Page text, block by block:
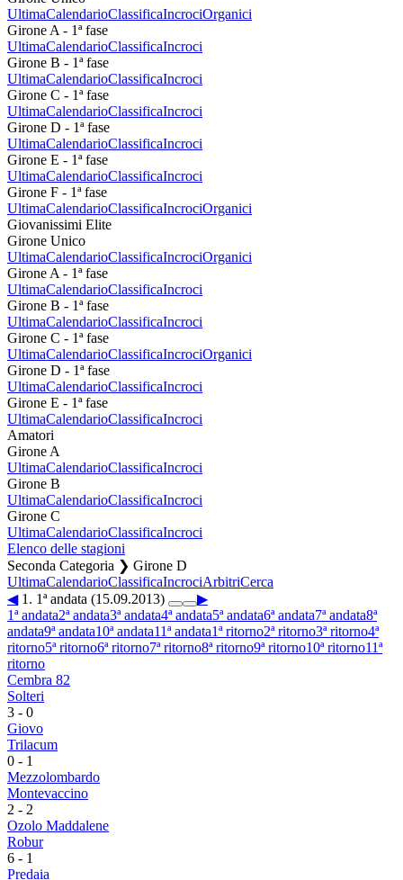
UltimaCalendarioClassificaIncrociOrganici
Girone A - 1ª fase
UltimaCalendarioClassificaIncroci
Girone B - 1ª fase
UltimaCalendarioClassificaIncroci
Girone C - 1ª fase
UltimaCalendarioClassificaIncroci
Girone D - 1ª fase
UltimaCalendarioClassificaIncroci
Girone E - 1ª fase
UltimaCalendarioClassificaIncroci
Girone F - 1ª fase
UltimaCalendarioClassificaIncrociOrganici
Giovanissimi Elite
Girone Unico
UltimaCalendarioClassificaIncrociOrganici
Girone A - 1ª fase
UltimaCalendarioClassificaIncroci
Girone B - 1ª fase
UltimaCalendarioClassificaIncroci
Girone C - 1ª fase
UltimaCalendarioClassificaIncrociOrganici
Girone D - 1ª fase
UltimaCalendarioClassificaIncroci
Girone E - 1ª fase
UltimaCalendarioClassificaIncroci
Amatori
Girone A
UltimaCalendarioClassificaIncroci
Girone B
UltimaCalendarioClassificaIncroci
Girone C
UltimaCalendarioClassificaIncroci
Elenco delle stagioni
Seconda Categoria ❯ Girone D
UltimaCalendarioClassificaIncrociArbitriCerca
◀1. 1ª andata (15.09.2013)
▶
1ª andata2ª andata3ª andata4ª andata5ª andata6ª andata7ª andata8ª
andata9ª andata10ª andata11ª andata1ª ritorno2ª ritorno3ª ritorno4ª
ritorno5ª ritorno6ª ritorno7ª ritorno8ª ritorno9ª ritorno10ª ritorno11ª
ritorno
Cembra 82
Solteri
3 - 0
Giovo
Trilacum
0 - 1
Mezzolombardo
Montevaccino
2 - 2
Ozolo Maddalene
Robur
6 - 1
Predaia